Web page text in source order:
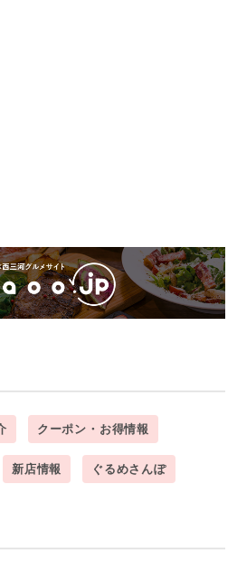
クーポン・お得情報
新店情報 ぐるめさんぽ